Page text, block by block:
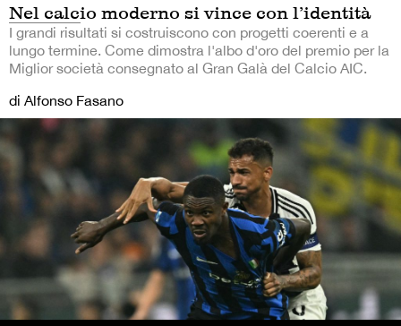
Nel calcio moderno si vince con l’identità
I grandi risultati si costruiscono con progetti coerenti e a
lungo termine. Come dimostra l'albo d'oro del premio per la
Miglior società consegnato al Gran Galà del Calcio AIC.
di Alfonso Fasano